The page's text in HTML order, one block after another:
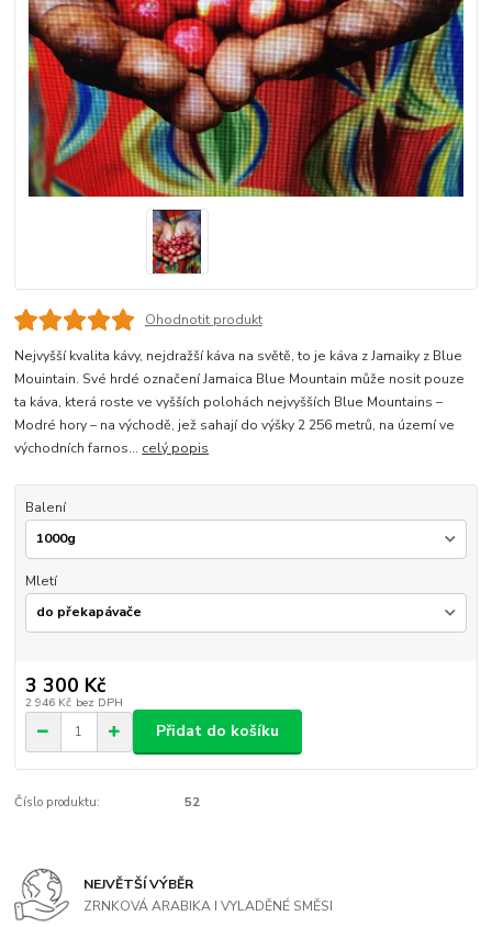
Ohodnotit produkt
Nejvyšší kvalita kávy, nejdražší káva na světě, to je káva z Jamaiky z Blue
Mouintain. Své hrdé označení Jamaica Blue Mountain může nosit pouze
ta káva, která roste ve vyšších polohách nejvyšších Blue Mountains –
Modré hory – na východě, jež sahají do výšky 2 256 metrů, na území ve
východních farnos... celý popis
Balení
Mletí
3 300 Kč
2 946 Kč bez DPH
Přidat do košíku
Číslo produktu: 52
NEJVĚTŠÍ VÝBĚR
ZRNKOVÁ ARABIKA I VYLADĚNÉ SMĚSI